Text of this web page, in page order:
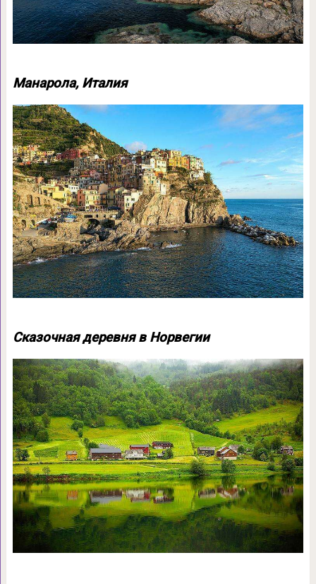
Манарола, Италия
Сказочная деревня в Норвегии